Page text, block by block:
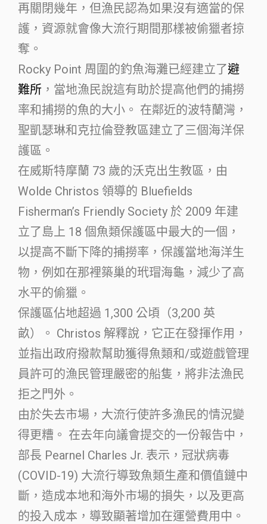
再關閉幾年，但漁民認為如果沒有適當的保
護，資源就會像大流行期間那樣被偷獵者掠
奪。
Rocky Point 周圍的釣魚海灘已經建立了避
難所 ，當地漁民說這有助於提高他們的捕撈
率和捕撈的魚的大小。 在鄰近的波特蘭灣，
聖凱瑟琳和克拉倫登教區建立了三個海洋保
護區。
在威斯特摩蘭 73 歲的沃克出生教區，由
Wolde Christos 領導的 Bluefields
Fisherman’s Friendly Society 於 2009 年建
立了島上 18 個魚類保護區中最大的一個，
以提高不斷下降的捕撈率，保護當地海洋生
物，例如在那裡築巢的玳瑁海龜，減少了高
水平的偷獵。
保護區佔地超過 1,300 公頃（3,200 英
畝）。 Christos 解釋說，它正在發揮作用，
並指出政府撥款幫助獲得魚類和/或遊戲管理
員許可的漁民管理嚴密的船隻，將非法漁民
拒之門外。
由於失去市場，大流行使許多漁民的情況變
得更糟。 在去年向議會提交的一份報告中，
部長 Pearnel Charles Jr. 表示，冠狀病毒
(COVID-19) 大流行導致魚類生產和價值鏈中
斷，造成本地和海外市場的損失，以及更高
的投入成本，導致顯著增加在運營費用中。